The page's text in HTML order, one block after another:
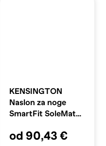
KENSINGTON
Naslon za noge
SmartFit SoleMate
od 90,43 €